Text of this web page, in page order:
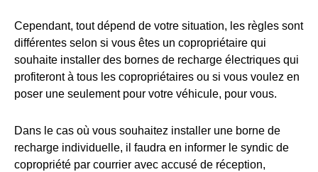
Cependant, tout dépend de votre situation, les règles sont
différentes selon si vous êtes un copropriétaire qui
souhaite installer des bornes de recharge électriques qui
profiteront à tous les copropriétaires ou si vous voulez en
poser une seulement pour votre véhicule, pour vous.
Dans le cas où vous souhaitez installer une borne de
recharge individuelle, il faudra en informer le syndic de
copropriété par courrier avec accusé de réception,